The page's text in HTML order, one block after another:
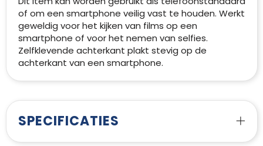
of om een smartphone veilig vast te houden. Werkt
geweldig voor het kijken van films op een
smartphone of voor het nemen van selfies.
Zelfklevende achterkant plakt stevig op de
achterkant van een smartphone.
SPECIFICATIES